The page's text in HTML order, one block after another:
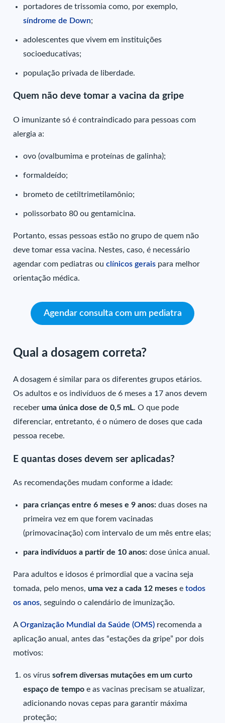
portadores de trissomia como, por exemplo,
síndrome de Down;
adolescentes que vivem em instituições
socioeducativas;
população privada de liberdade.
Quem não deve tomar a vacina da gripe
O imunizante só é contraindicado para pessoas com
alergia a:
ovo (ovalbumima e proteínas de galinha);
formaldeído;
brometo de cetiltrimetilamônio;
polissorbato 80 ou gentamicina.
Portanto, essas pessoas estão no grupo de quem não
deve tomar essa vacina. Nestes, caso, é necessário
agendar com pediatras ouclínicos gerais para melhor
orientação médica.
Agendar consulta com um pediatra
Qual a dosagem correta?
A dosagem é similar para os diferentes grupos etários.
Os adultos e os indivíduos de 6 meses a 17 anos devem
receberuma única dose de 0,5 mL. O que pode
diferenciar, entretanto, é o número de doses que cada
pessoa recebe.
E quantas doses devem ser aplicadas?
As recomendações mudam conforme a idade:
para crianças entre 6 meses e 9 anos: duas doses na
primeira vez em que forem vacinadas
(primovacinação) com intervalo de um mês entre elas;
para indivíduos a partir de 10 anos: dose única anual.
Para adultos e idosos é primordial que a vacina seja
tomada, pelo menos,uma vez a cada 12 meses etodos
os anos, seguindo o calendário de imunização.
AOrganização Mundial da Saúde (OMS) recomenda a
aplicação anual, antes das “estações da gripe” por dois
motivos:
os vírussofrem diversas mutações em um curto
espaço de tempo e as vacinas precisam se atualizar,
adicionando novas cepas para garantir máxima
proteção;